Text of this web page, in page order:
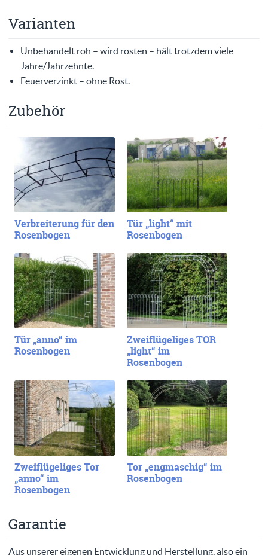
Varianten
Unbehandelt roh – wird rosten – hält trotzdem viele
Jahre/Jahrzehnte.
Feuerverzinkt – ohne Rost.
Zubehör
Verbreiterung für den
Rosenbogen
Tür „light“ mit
Rosenbogen
Tür „anno“ im
Rosenbogen
Zweiflügeliges TOR
„light“ im
Rosenbogen
Zweiflügeliges Tor
„anno“ im
Rosenbogen
Tor „engmaschig“ im
Rosenbogen
Garantie
Aus unserer eigenen Entwicklung und Herstellung, also ein